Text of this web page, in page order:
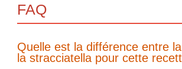
FAQ
Quelle est la différence entre
la stracciatella pour cette